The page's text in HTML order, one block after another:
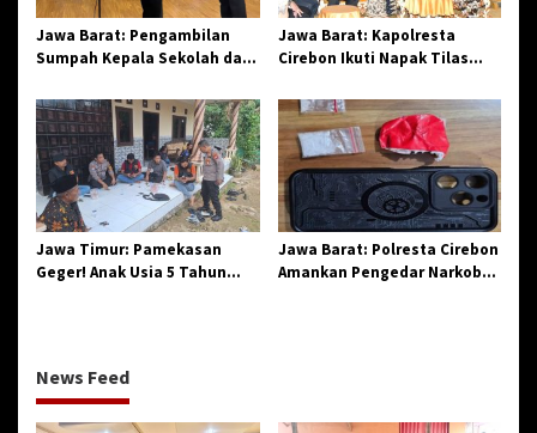
Jawa Barat: Pengambilan
Sumpah Kepala Sekolah dan
Penegasan Integritas
Aparatur Pendidikan dan
Birokrasi
Jawa Barat: Kapolresta
Cirebon Ikuti Napak Tilas
Sinergi dan Pelestarian
Sejarah
Jawa Timur: Pamekasan
Geger! Anak Usia 5 Tahun
Jawa Barat: Polresta Cirebon
Amankan Pengedar Narkoba
News Feed